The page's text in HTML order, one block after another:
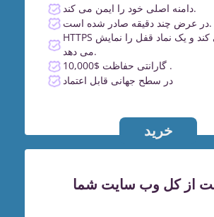
دامنه اصلی خود را ایمن می کند.
در عرض چند دقیقه صادر شده است.
HTTPS را فعال می کند و یک نماد قفل را نمایش
می دهد.
گارانتی حفاظت $10,000 .
در سطح جهانی قابل اعتماد
خرید
از کل وب سایت شما